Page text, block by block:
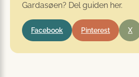
Gardasøen? Del guiden her.
Facebook Pinterest X